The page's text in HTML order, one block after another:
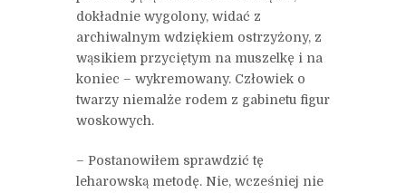
dokładnie wygolony, widać z
archiwalnym wdziękiem ostrzyżony, z
wąsikiem przyciętym na muszelkę i na
koniec – wykremowany. Człowiek o
twarzy niemalże rodem z gabinetu figur
woskowych.
– Postanowiłem sprawdzić tę
leharowską metodę. Nie, wcześniej nie